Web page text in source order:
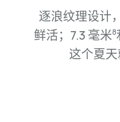
逐浪纹理设计
鲜⁠活；7.3 毫米8
这⁠个夏天